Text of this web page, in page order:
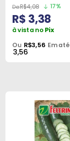
R$4,08 17%
R$ 3,38
à vista no Pix
Ou R$3,56 Em até
3,56